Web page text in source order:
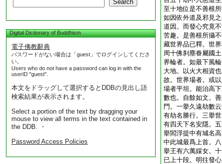
Search
Digital Dictionary of Buddhism
電子佛教辭典
パスワードがない場合は「guest」でログインしてくださ
い。
Users who do not have a password can log in with the
userID "guest".
本文をドラッグして選択するとDDBの見出し語
検索結果が表示されます。
Select a portion of the text by dragging your
mouse to view all terms in the text contained in
the DDB. ・
Password Access Policies
至十地位是不善根
如因依外道及邪見
道因。而發心究竟
苦趣。是善根所攝
藏世界品已釋。世
周十佛刹塵眷屬國
界輪者。如最下風
大地。以火大相資
故。世界場者。或
場者平坦。能治高
數也。自餘如文。
門。一擧久遠劫數
有劫名勝行。三擧
有四天下名安隱。
擧閻浮提中有城名
中此城最爲上首。
擧王有六萬婇女。
已上十段。明往發